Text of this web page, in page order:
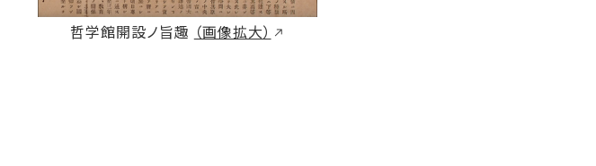
哲学館開設ノ旨趣 （画像拡大）